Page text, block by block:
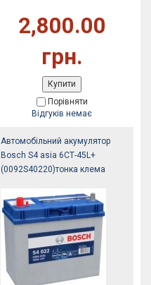
2,800.00
грн.
Купити
Порівняти
Відгуків немає
Автомобільний акумулятор
Bosch S4 asia 6СТ-45L+
(0092S40220)тонка клема